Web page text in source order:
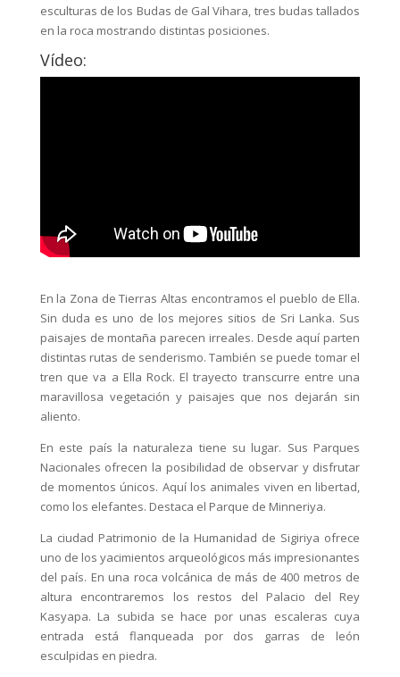
esculturas de los Budas de Gal Vihara, tres budas tallados
en la roca mostrando distintas posiciones.
Vídeo:
En la Zona de Tierras Altas encontramos el pueblo de Ella.
Sin duda es uno de los mejores sitios de Sri Lanka. Sus
paisajes de montaña parecen irreales. Desde aquí parten
distintas rutas de senderismo. También se puede tomar el
tren que va a Ella Rock. El trayecto transcurre entre una
maravillosa vegetación y paisajes que nos dejarán sin
aliento.
En este país la naturaleza tiene su lugar. Sus Parques
Nacionales ofrecen la posibilidad de observar y disfrutar
de momentos únicos. Aquí los animales viven en libertad,
como los elefantes. Destaca el Parque de Minneriya.
La ciudad Patrimonio de la Humanidad de Sigiriya ofrece
uno de los yacimientos arqueológicos más impresionantes
del país. En una roca volcánica de más de 400 metros de
altura encontraremos los restos del Palacio del Rey
Kasyapa. La subida se hace por unas escaleras cuya
entrada está flanqueada por dos garras de león
esculpidas en piedra.